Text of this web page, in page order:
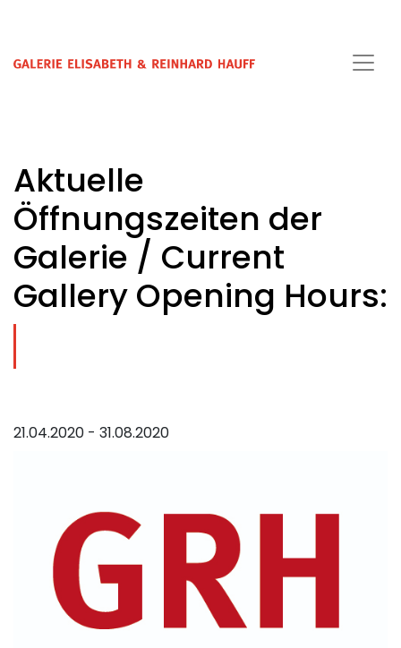
Aktuelle
Öffnungszeiten der
Galerie / Current
Gallery Opening Hours:
21.04.2020 - 31.08.2020